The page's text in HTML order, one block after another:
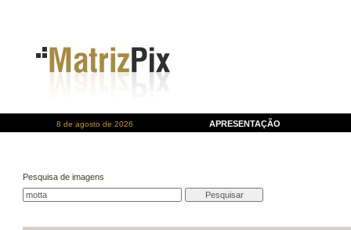
8 de agosto de 2026 APRESENTAÇÃO
Pesquisa de imagens